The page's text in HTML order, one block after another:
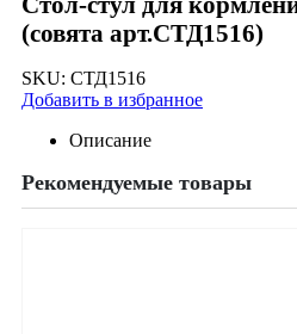
(совята арт.СТД1516)
SKU: СТД1516
Добавить в избранное
Описание
Рекомендуемые товары